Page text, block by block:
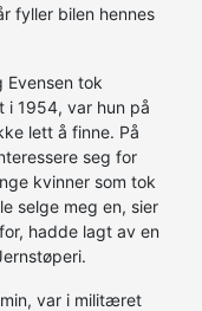
fyller bilen hennes
Evensen tok
i 1954, var hun på
lett å finne. På
seg for
kvinner som tok
selge meg en, sier
hadde lagt av en
var i militæret